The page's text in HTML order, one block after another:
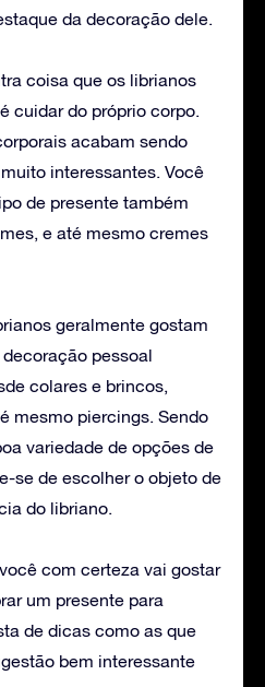
da decoração dele.
coisa que os librianos
cuidar do próprio corpo.
acabam sendo
interessantes. Você
de presente também
e até mesmo cremes
geralmente gostam
pessoal
colares e brincos,
mesmo piercings. Sendo
variedade de opções de
se de escolher o objeto de
do libriano.
com certeza vai gostar
um presente para
de dicas como as que
bem interessante